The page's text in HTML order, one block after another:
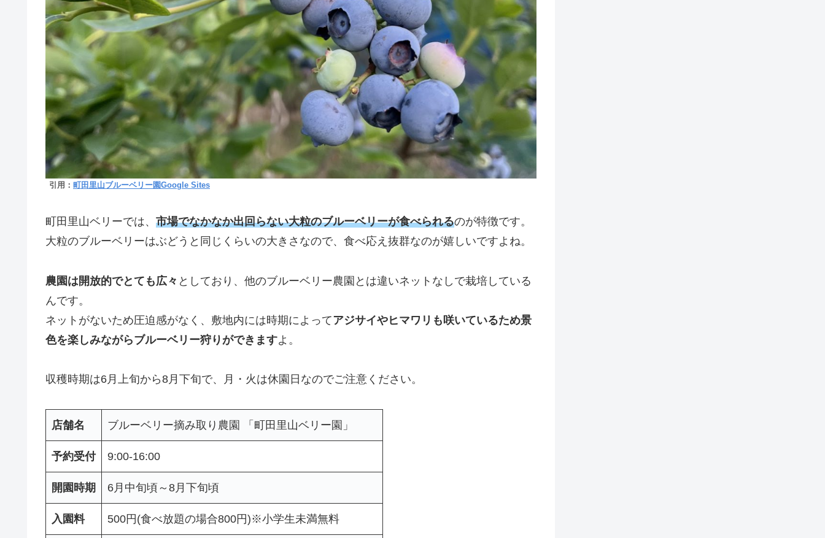
引用： 町田里山ブルーベリー園Google Sites
町田里山ベリーでは、 市場でなかなか出回らない大粒のブルーベリーが食べられるのが特徴です。
大粒のブルーベリーはぶどうと同じくらいの大きさなので、食べ応え抜群なのが嬉しいですよね。
農園は開放的でとても広々 としており、他のブルーベリー農園とは違いネットなしで栽培している
んです。
ネットがないため圧迫感がなく、敷地内には時期によってアジサイやヒマワリも咲いているため景
色を楽しみながらブルーベリー狩りができますよ。
収穫時期は6月上旬から8月下旬で、月・火は休園日なのでご注意ください。
店舗名 ブルーベリー摘み取り農園 「町田里山ベリー園」
予約受付 9:00-16:00
開園時期 6月中旬頃～8月下旬頃
入園料 500円(食べ放題の場合800円)※小学生未満無料